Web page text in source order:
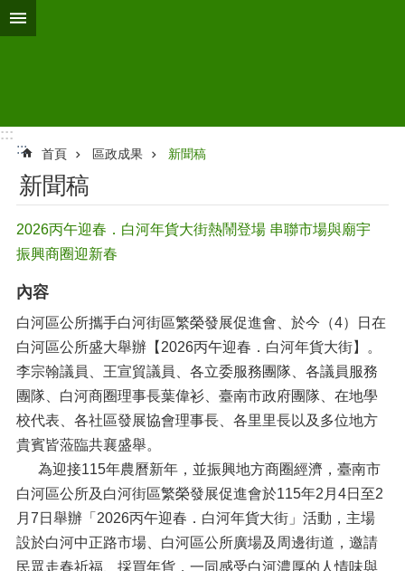
跳到主要內容區塊
:::
:::
首頁 區政成果 新聞稿
新聞稿
2026丙午迎春．白河年貨大街熱鬧登場 串聯市場與廟宇
振興商圈迎新春
內容
白河區公所攜手白河街區繁榮發展促進會、於今（4）日在
白河區公所盛大舉辦【2026丙午迎春．白河年貨大街】。
李宗翰議員、王宣貿議員、各立委服務團隊、各議員服務
團隊、白河商圈理事長葉偉衫、臺南市政府團隊、在地學
校代表、各社區發展協會理事長、各里里長以及多位地方
貴賓皆蒞臨共襄盛舉。
為迎接115年農曆新年，並振興地方商圈經濟，臺南市
白河區公所及白河街區繁榮發展促進會於115年2月4日至2
月7日舉辦「2026丙午迎春．白河年貨大街」活動，主場
設於白河中正路市場、白河區公所廣場及周邊街道，邀請
民眾走春祈福、採買年貨，一同感受白河濃厚的人情味與